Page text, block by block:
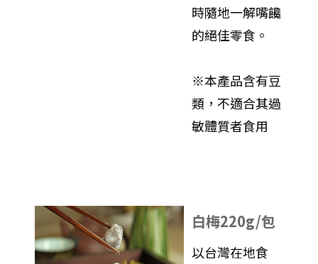
時隨地一解嘴饞
的絕佳零食。
※本產品含有豆
類，不適合其過
敏體質者食用
白梅220g/包
以台灣在地食